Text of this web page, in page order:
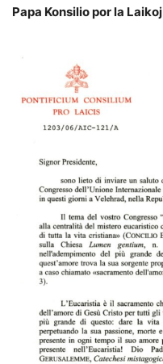
Papa Konsilio por la Laikoj